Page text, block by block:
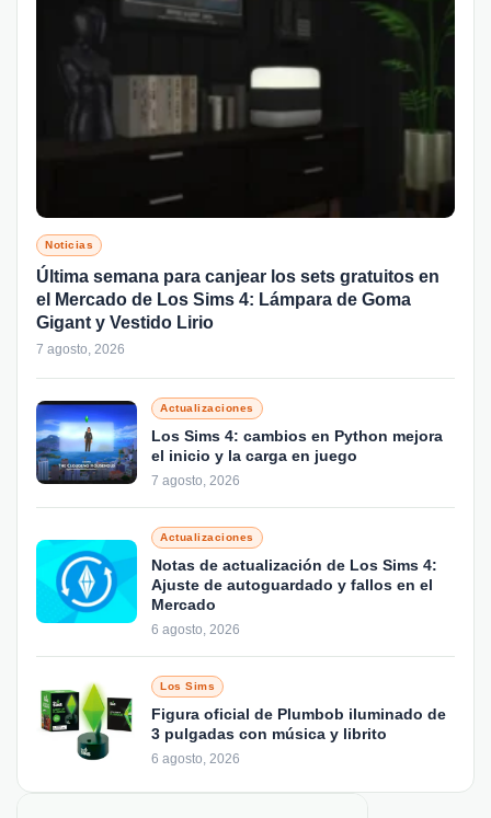
Noticias
Última semana para canjear los sets gratuitos en
el Mercado de Los Sims 4: Lámpara de Goma
Gigant y Vestido Lirio
7 agosto, 2026
Actualizaciones
Los Sims 4: cambios en Python mejora
el inicio y la carga en juego
7 agosto, 2026
Actualizaciones
Notas de actualización de Los Sims 4:
Ajuste de autoguardado y fallos en el
Mercado
6 agosto, 2026
Los Sims
Figura oficial de Plumbob iluminado de
3 pulgadas con música y librito
6 agosto, 2026